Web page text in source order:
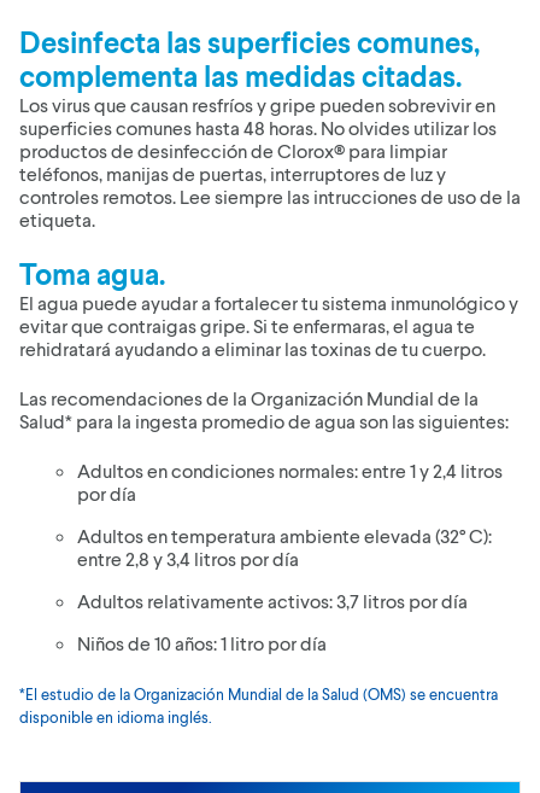
Desinfecta las superficies comunes,
complementa las medidas citadas.
Los virus que causan resfríos y gripe pueden sobrevivir en
superficies comunes hasta 48 horas. No olvides utilizar los
productos de desinfección de Clorox® para limpiar
teléfonos, manijas de puertas, interruptores de luz y
controles remotos. Lee siempre las intrucciones de uso de la
etiqueta.
Toma agua.
El agua puede ayudar a fortalecer tu sistema inmunológico y
evitar que contraigas gripe. Si te enfermaras, el agua te
rehidratará ayudando a eliminar las toxinas de tu cuerpo.
Las recomendaciones de la Organización Mundial de la
Salud* para la ingesta promedio de agua son las siguientes:
Adultos en condiciones normales: entre 1 y 2,4 litros
por día
Adultos en temperatura ambiente elevada (32° C):
entre 2,8 y 3,4 litros por día
Adultos relativamente activos: 3,7 litros por día
Niños de 10 años: 1 litro por día
*El estudio de la Organización Mundial de la Salud (OMS) se encuentra
disponible en idioma inglés.